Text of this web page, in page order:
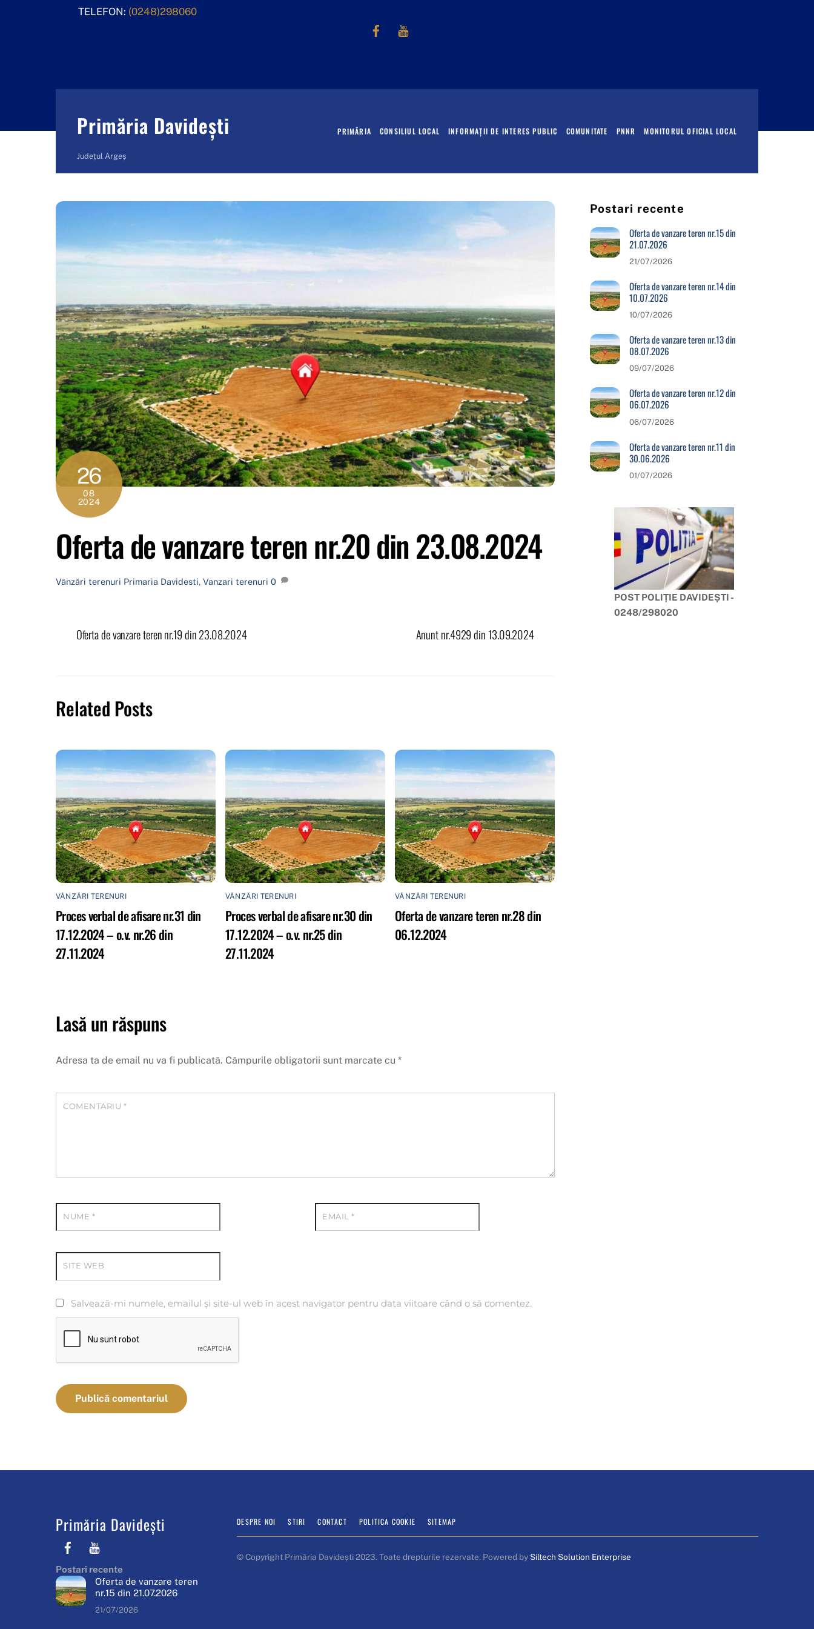
TELEFON: (0248)298060
Facebook
Primăria Davidești
Județul Argeș
PRIMĂRIA CONSILIUL LOCAL INFORMAȚII DE INTERES PUBLIC COMUNITATE PNNR MONITORUL OFICIAL LOCAL
26
08
2024
Oferta de vanzare teren nr.20 din 23.08.2024
Vânzări terenuri Primaria Davidesti, Vanzari terenuri 0
Oferta de vanzare teren nr.19 din 23.08.2024 Anunt nr.4929 din 13.09.2024
Related Posts
VÂNZĂRI TERENURI
Proces verbal de afisare nr.31 din
17.12.2024 – o.v. nr.26 din
27.11.2024
VÂNZĂRI TERENURI
Proces verbal de afisare nr.30 din
17.12.2024 – o.v. nr.25 din
27.11.2024
VÂNZĂRI TERENURI
Oferta de vanzare teren nr.28 din
06.12.2024
Lasă un răspuns
Adresa ta de email nu va fi publicată. Câmpurile obligatorii sunt marcate cu *
COMENTARIU *
NUME * EMAIL*
SITE WEB
Salvează-mi numele, emailul și site-ul web în acest navigator pentru data viitoare când o să comentez.
Postari recente
Oferta de vanzare teren nr.15 din
21.07.2026
21/07/2026
Oferta de vanzare teren nr.14 din
10.07.2026
10/07/2026
Oferta de vanzare teren nr.13 din
08.07.2026
09/07/2026
Oferta de vanzare teren nr.12 din
06.07.2026
06/07/2026
Oferta de vanzare teren nr.11 din
30.06.2026
01/07/2026
POST POLIȚIE DAVIDEȘTI -
0248/298020
Back
Primăria Davidești
Facebook
Postari recente
Oferta de vanzare teren
nr.15 din 21.07.2026
21/07/2026
DESPRE NOI STIRI CONTACT POLITICA COOKIE SITEMAP
© Copyright Primăria Davidești 2023. Toate drepturile rezervate. Powered by Siltech Solution Enterprise